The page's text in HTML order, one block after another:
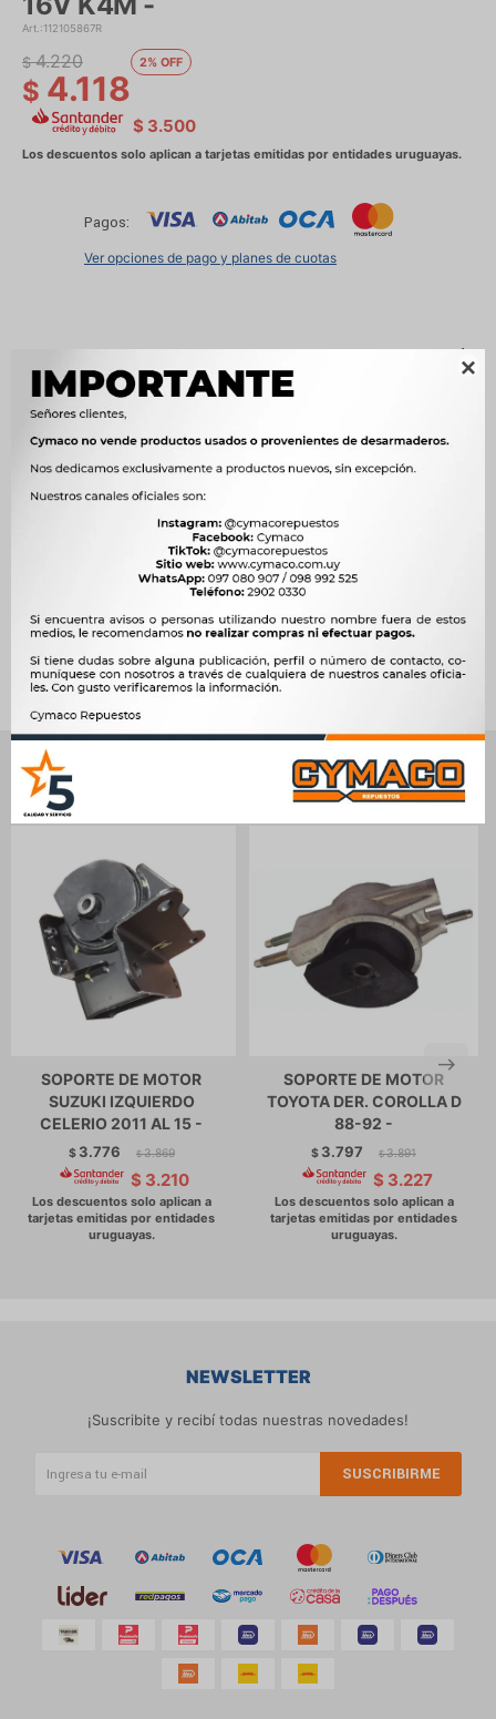

112105867R
$ 4.118
$ 4.220 2
$ 3.500
Pagos:
Ver opciones de pago y planes de cuotas
OEM 32776

Ver mas productos de la marca Sin Marca
Productos que te pueden interesar
SOPORTE DE MOTOR
SUZUKI IZQUIERDO
CELERIO 2011 AL 15 -
$ 3.776 $ 3.869
$ 3.210
SOPORTE DE MOTOR
TOYOTA DER. COROLLA D
88-92 -
$ 3.797 $ 3.891
$ 3.227
NEWSLETTER
¡Suscribite y recibí todas nuestras novedades!
SUSCRIBIRME